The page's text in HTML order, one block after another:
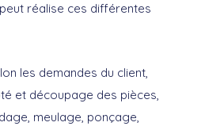
réalise ces différentes
les demandes du client,
et découpage des pièces,
meulage, ponçage,